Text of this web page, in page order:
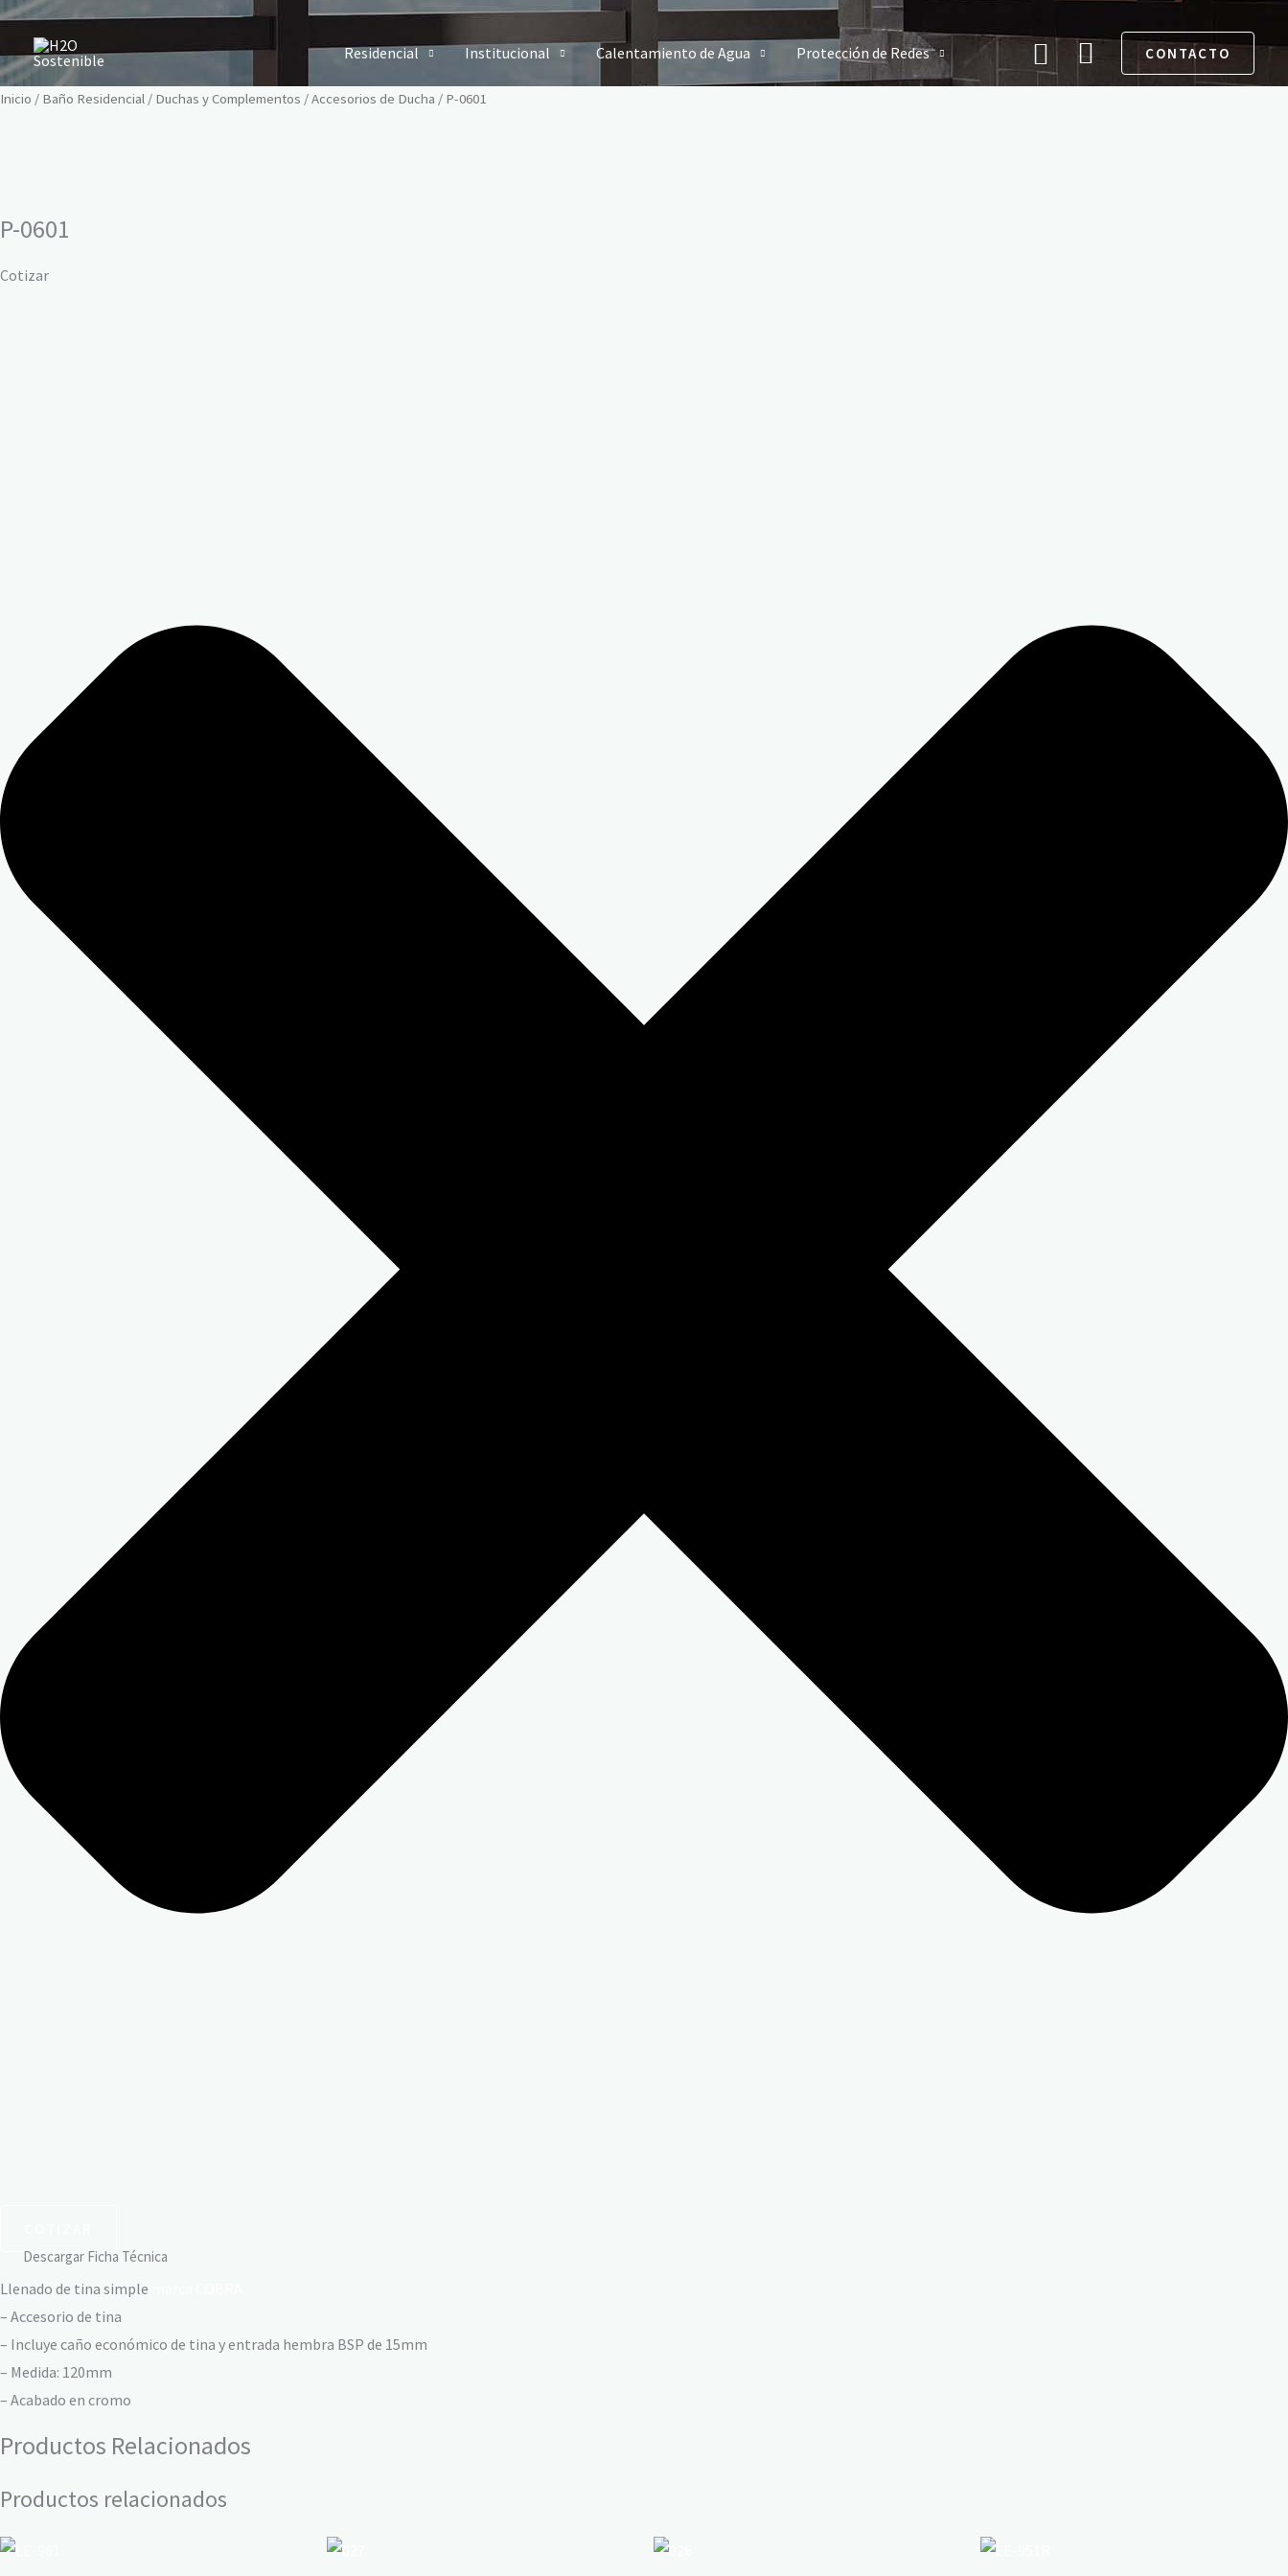
Ir
contenido
Residencial Institucional Calentamiento de Agua Protección de Redes Buscar CONTACTO
Inicio / Baño Residencial / Duchas y Complementos /Accesorios de Ducha / P-0601
P-0601
Cotizar
Descargar Ficha Técnica
Llenado de tina simple
– Accesorio de tina
– Incluye caño económico de tina y entrada hembra BSP de 15mm
– Medida: 120mm
– Acabado en cromo
Productos Relacionados
Productos relacionados